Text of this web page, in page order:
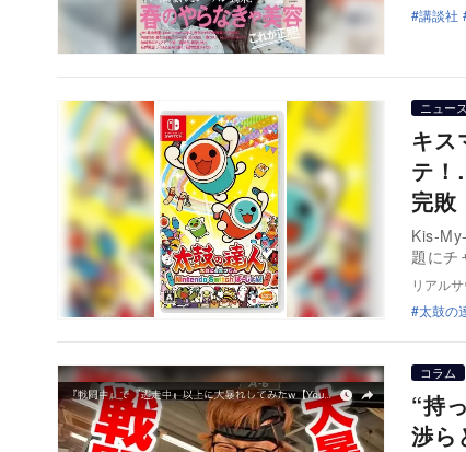
講談社
ニュース
キス
テ！
完敗
Kis-
題にチ
リアル
太鼓の
コラム
“持
渉ら